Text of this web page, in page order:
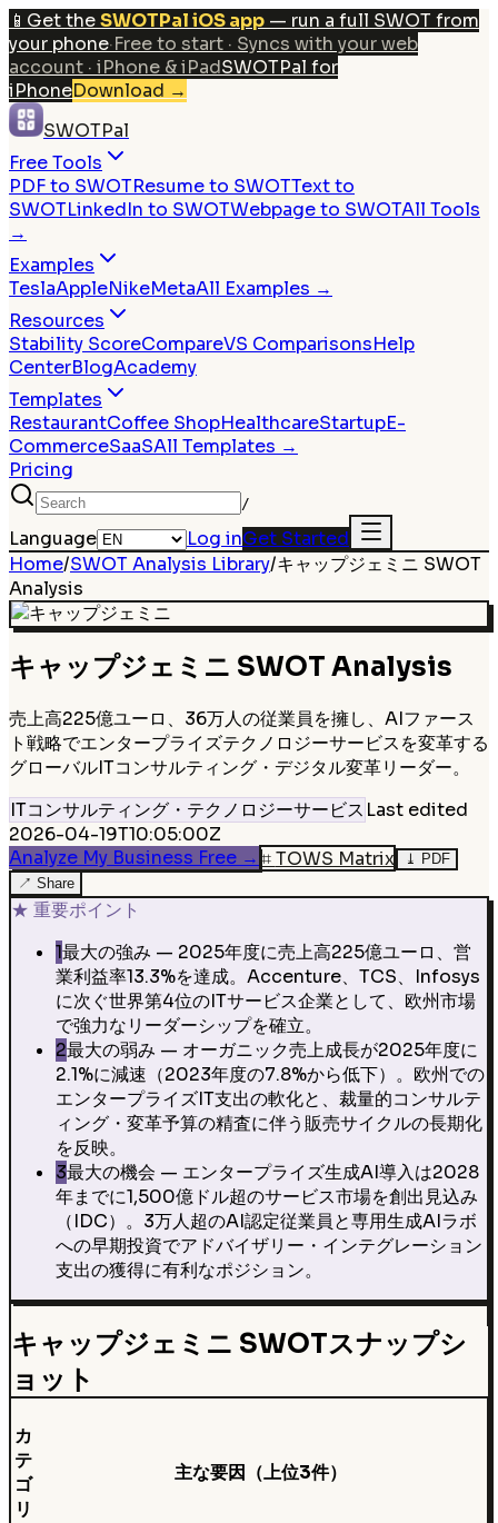
📱 Get theSWOTPal iOS app — run a full SWOT from
your phone·Free to start · Syncs with your web
account · iPhone & iPadSWOTPal for
iPhoneDownload →
SWOTPal
Free Tools
PDF to SWOTResume to SWOTText to
SWOTLinkedIn to SWOTWebpage to SWOTAll Tools
→
Examples
TeslaAppleNikeMetaAll Examples →
Resources
Stability ScoreCompareVS ComparisonsHelp
CenterBlogAcademy
Templates
RestaurantCoffee ShopHealthcareStartupE-
CommerceSaaSAll Templates →
Pricing
/
Language Log inGet Started
Home/SWOT Analysis Library/キャップジェミニ SWOT
Analysis
キャップジェミニ SWOT Analysis
売上高225億ユーロ、36万人の従業員を擁し、AIファース
ト戦略でエンタープライズテクノロジーサービスを変革する
グローバルITコンサルティング・デジタル変革リーダー。
ITコンサルティング・テクノロジーサービス Last edited
2026-04-19T10:05:00Z
Analyze My Business Free → ⌗TOWS Matrix ⤓ PDF
↗ Share
★ 重要ポイント
1最大の強み — 2025年度に売上高225億ユーロ、営
業利益率13.3%を達成。Accenture、TCS、Infosys
に次ぐ世界第4位のITサービス企業として、欧州市場
で強力なリーダーシップを確立。
2最大の弱み — オーガニック売上成長が2025年度に
2.1%に減速（2023年度の7.8%から低下）。欧州での
エンタープライズIT支出の軟化と、裁量的コンサルテ
ィング・変革予算の精査に伴う販売サイクルの長期化
を反映。
3最大の機会 — エンタープライズ生成AI導入は2028
年までに1,500億ドル超のサービス市場を創出見込み
（IDC）。3万人超のAI認定従業員と専用生成AIラボ
への早期投資でアドバイザリー・インテグレーション
支出の獲得に有利なポジション。
キャップジェミニ SWOTスナップシ
ョット
カ
テ
ゴ
リ
主な要因（上位3件）